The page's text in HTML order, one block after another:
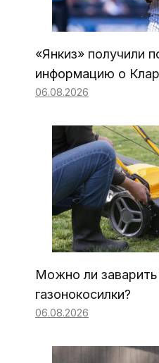
«Янкиз» получили
информацию о
06.08.2026
Можно ли
газонокосилки?
06.08.2026